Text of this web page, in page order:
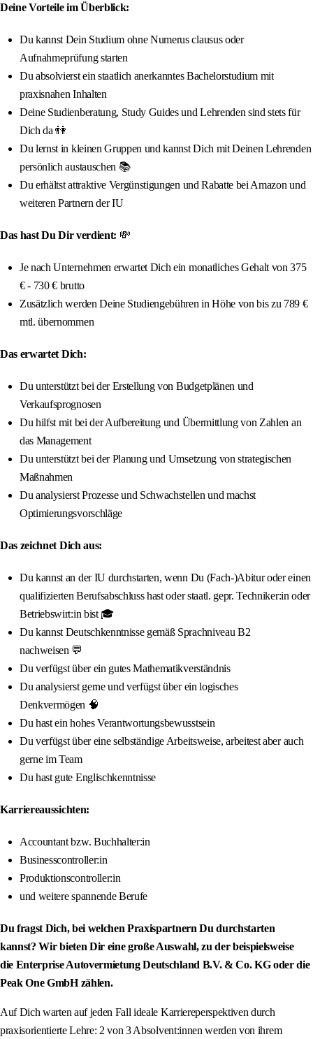
Deine Vorteile im Überblick:
Du kannst Dein Studium ohne Numerus clausus oder
Aufnahmeprüfung starten
Du absolvierst ein staatlich anerkanntes Bachelorstudium mit
praxisnahen Inhalten
Deine Studienberatung, Study Guides und Lehrenden sind stets für
Dich da 👫
Du lernst in kleinen Gruppen und kannst Dich mit Deinen Lehrenden
persönlich austauschen 📚
Du erhältst attraktive Vergünstigungen und Rabatte bei Amazon und
weiteren Partnern der IU
Das hast Du Dir verdient: 💸
Je nach Unternehmen erwartet Dich ein monatliches Gehalt von 375
€ - 730 € brutto
Zusätzlich werden Deine Studiengebühren in Höhe von bis zu 789 €
mtl. übernommen
Das erwartet Dich:
Du unterstützt bei der Erstellung von Budgetplänen und
Verkaufsprognosen
Du hilfst mit bei der Aufbereitung und Übermittlung von Zahlen an
das Management
Du unterstützt bei der Planung und Umsetzung von strategischen
Maßnahmen
Du analysierst Prozesse und Schwachstellen und machst
Optimierungsvorschläge
Das zeichnet Dich aus:
Du kannst an der IU durchstarten, wenn Du (Fach-)Abitur oder einen
qualifizierten Berufsabschluss hast oder staatl. gepr. Techniker:in oder
Betriebswirt:in bist 🎓
Du kannst Deutschkenntnisse gemäß Sprachniveau B2
nachweisen 💬
Du verfügst über ein gutes Mathematikverständnis
Du analysierst gerne und verfügst über ein logisches
Denkvermögen 🧠
Du hast ein hohes Verantwortungsbewusstsein
Du verfügst über eine selbständige Arbeitsweise, arbeitest aber auch
gerne im Team
Du hast gute Englischkenntnisse
Karriereaussichten:
Accountant bzw. Buchhalter:in
Businesscontroller:in
Produktionscontroller:in
und weitere spannende Berufe
Du fragst Dich, bei welchen Praxispartnern Du durchstarten
kannst? Wir bieten Dir eine große Auswahl, zu der beispielsweise
die Enterprise Autovermietung Deutschland B.V. & Co. KG oder die
Peak One GmbH zählen.
Auf Dich warten auf jeden Fall ideale Karriereperspektiven durch
praxisorientierte Lehre: 2 von 3 Absolvent:innen werden von ihrem